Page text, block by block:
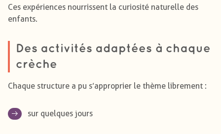
Ces expériences nourrissent la curiosité naturelle des
enfants.
Des activités adaptées à chaque
crèche
Chaque structure a pu s’approprier le thème librement :
sur quelques jours